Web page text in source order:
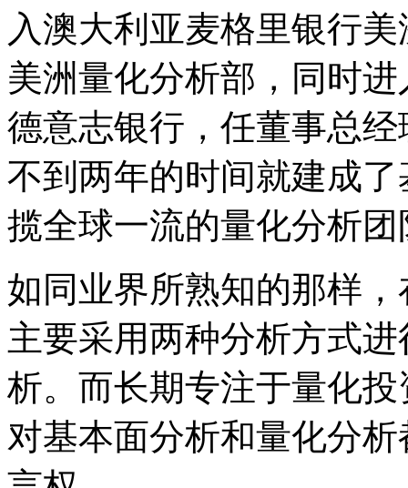
入澳大利亚麦格里银行
美洲量化分析部，同时
德意志银行，任董事总
不到两年的时间就建成
揽全球一流的量化分析团
如同业界所熟知的那样
主要采用两种分析方式
析。而长期专注于量化
对基本面分析和量化分